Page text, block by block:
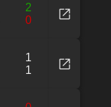
2
0
1
1